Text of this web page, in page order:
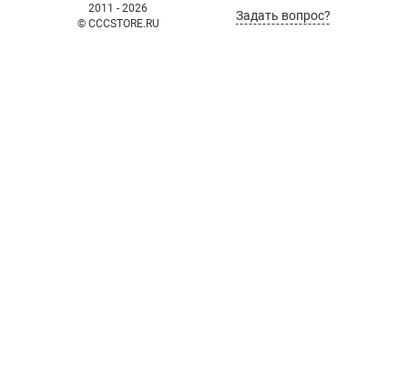
2011 - 2026
© CCCSTORE.RU
Задать вопрос?